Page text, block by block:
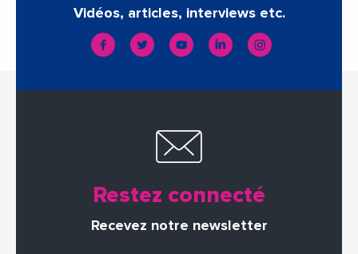
Vidéos, articles, interviews etc.
Restez connecté
Recevez notre newsletter